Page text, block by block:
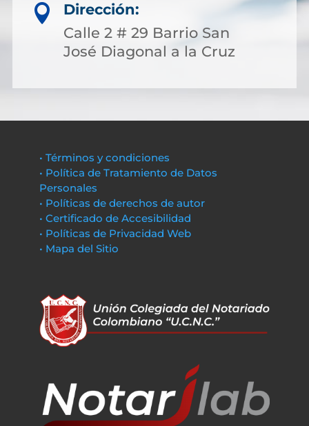

Dirección:
Calle 2 # 29 Barrio San
José Diagonal a la Cruz
• Términos y condiciones
• Política de Tratamiento de Datos
Personales
• Políticas de derechos de autor
• Certificado de Accesibilidad
• Políticas de Privacidad Web
• Mapa del Sitio